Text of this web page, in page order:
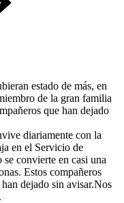
estado de más, en
de la gran familia
que han dejado
diariamente con la
en el Servicio de
convierte en casi una
Estos compañeros
dejado sin avisar.Nos